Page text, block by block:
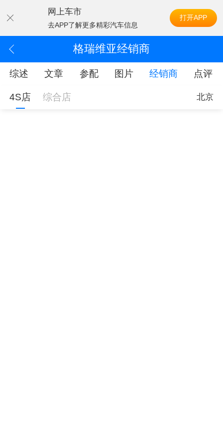
网上车市
去APP了解更多精彩汽车信息
打开APP
格瑞维亚经销商
综述 文章 参配 图片 经销商 点评
4S店 综合店 北京